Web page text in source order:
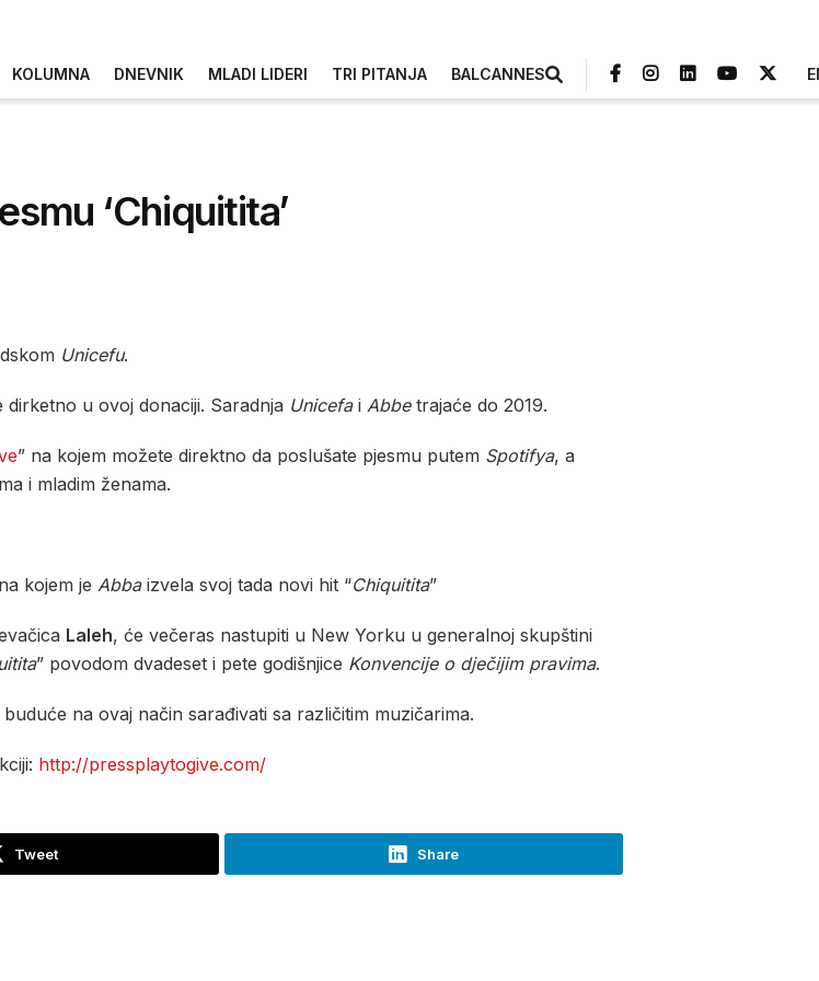
KOLUMNA DNEVNIK MLADI LIDERI TRI PITANJA BALCANNES
‘Chiquitita’
Unicefu.
u ovoj donaciji. Saradnja Unicefa i Abbe trajaće do 2019.
” na kojem možete direktno da poslušate pjesmu putem Spotifya, a
i mladim ženama.
kojem je Abba izvela svoj tada novi hit “Chiquitita”
Laleh, će večeras nastupiti u New Yorku u generalnoj skupštini
” povodom dvadeset i pete godišnjice Konvencije o dječijim pravima.
na ovaj način sarađivati sa različitim muzičarima.
http://pressplaytogive.com/
Tweet Share